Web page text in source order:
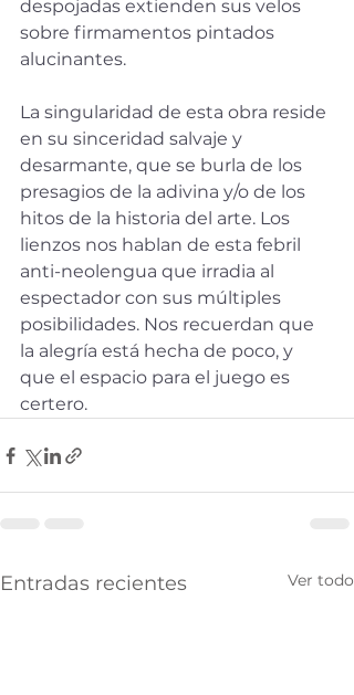
despojadas extienden sus velos
sobre firmamentos pintados
alucinantes.
La singularidad de esta obra reside
en su sinceridad salvaje y
desarmante, que se burla de los
presagios de la adivina y/o de los
hitos de la historia del arte. Los
lienzos nos hablan de esta febril
anti-neolengua que irradia al
espectador con sus múltiples
posibilidades. Nos recuerdan que
la alegría está hecha de poco, y
que el espacio para el juego es
certero.
Entradas recientes Ver todo